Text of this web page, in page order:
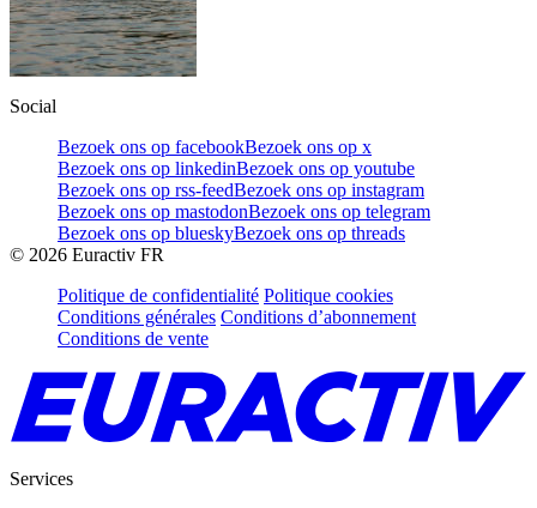
Social
Bezoek ons op facebookBezoek ons op x
Bezoek ons op linkedinBezoek ons op youtube
Bezoek ons op rss-feedBezoek ons op instagram
Bezoek ons op mastodonBezoek ons op telegram
Bezoek ons op blueskyBezoek ons op threads
© 2026 Euractiv FR
Politique de confidentialité Politique cookies
Conditions générales Conditions d’abonnement
Conditions de vente
Services